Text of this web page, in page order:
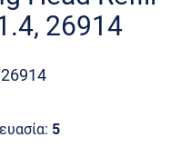
26914
5